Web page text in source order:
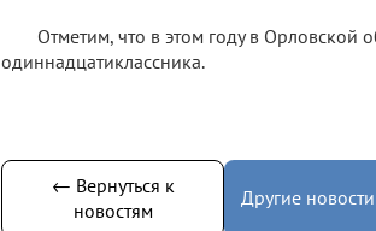
Отметим, что в этом году в Орловской
одиннадцатиклассника.
← Вернуться к
новостям
Другие